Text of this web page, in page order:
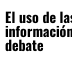
El uso de
debate